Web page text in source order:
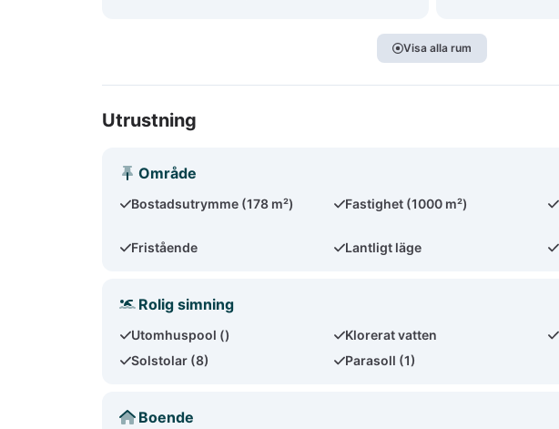
Visa alla rum
Utrustning
Område
Bostadsutrymme (178 m²) Fastighet (1000 m²)
Fristående
Lantligt läge
Rolig simning
Utomhuspool () Klorerat vatten
Solstolar (8)
Parasoll (1)
Boende